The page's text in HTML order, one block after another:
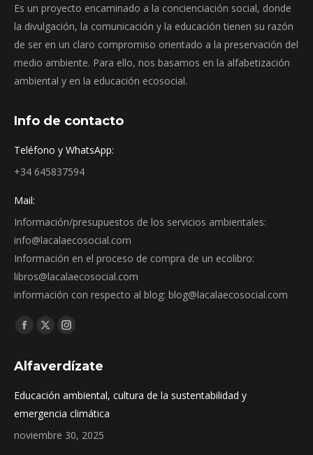
Es un proyecto encaminado a la concienciación social, donde
la divulgación, la comunicación y la educación tienen su razón
de ser en un claro compromiso orientado a la preservación del
medio ambiente. Para ello, nos basamos en la alfabetización
ambiental y en la educación ecosocial.
Info de contacto
Teléfono y WhatsApp:
+34 645837594
Mail:
Información/presupuestos de los servicios ambientales:
info@lacalaecosocial.com
Información en el proceso de compra de un ecolibro:
libros@lacalaecosocial.com
información con respecto al blog: blog@lacalaecosocial.com
Find us on:
Facebook
opens
window
X
opens
Instagram
opens
Alfaverdízate
Educación ambiental, cultura de la sustentabilidad y
emergencia climática
noviembre 30, 2025